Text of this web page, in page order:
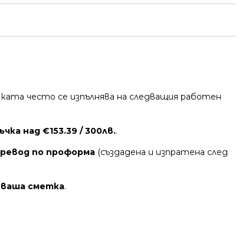
често се изпълнява на следващия работен
над €153.39 / 300лв..
по проформа (създадена и изпратена след
ваша сметка.